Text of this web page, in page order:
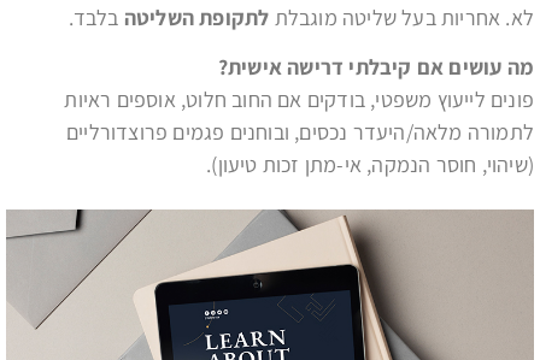
לא. אחריות בעל שליטה מוגבלת לתקופת השליטה בלבד.
מה עושים אם קיבלתי דרישה אישית?
פונים לייעוץ משפטי, בודקים אם החוב חלוט, אוספים ראיות
לתמורה מלאה/היעדר נכסים, ובוחנים פגמים פרוצדורליים
(שיהוי, חוסר הנמקה, אי-מתן זכות טיעון).